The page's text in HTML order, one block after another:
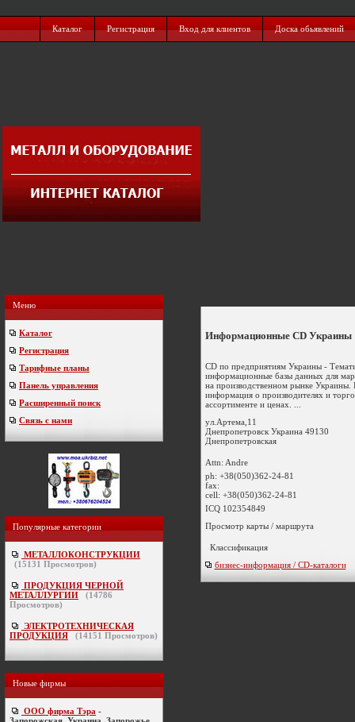
Каталог Регистрация Вход для клиентов Доска обьявлений
Меню
Каталог
Регистрация
Тарифные планы
Панель управления
Расширенный поиск
Связь с нами
Популярные категории
МЕТАЛЛОКОНСТРУКЦИИ
(15131 Просмотров)
ПРОДУКЦИЯ ЧЕРНОЙ
МЕТАЛЛУРГИИ
(14786
Просмотров)
ЭЛЕКТРОТЕХНИЧЕСКАЯ
ПРОДУКЦИЯ
(14151 Просмотров)
Новые фирмы
ООО фирма Тэра -
Информационные CD Украины
CD по предприятиям Украины -
информационные базы данных для
на производственном рынке Украины.
информация о производителях и
ассортименте и ценах. ...
ул.Артема,11
Днепропетровск Украина 49130
Днепропетровская
Attn: Andre
ph: +38(050)362-24-81
fax:
cell: +38(050)362-24-81
ICQ 102354849
Просмотр карты / маршрута
Классификация
бизнес-информация / CD-каталоги